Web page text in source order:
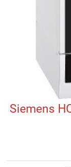
Siemens